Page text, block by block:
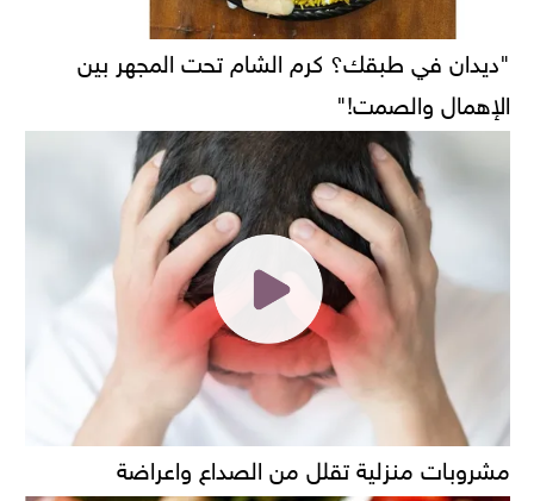
"ديدان في طبقك؟ كرم الشام تحت المجهر بين
الإهمال والصمت!"
مشروبات منزلية تقلل من الصداع واعراضة